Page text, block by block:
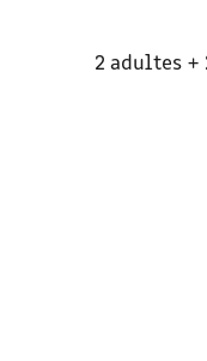
2 adultes +